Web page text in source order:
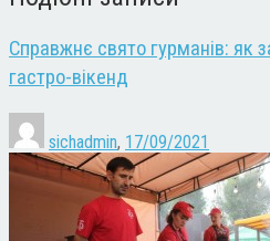
Справжнє свято гурманів: як
гастро-вікенд
sichadmin, 17/09/2021